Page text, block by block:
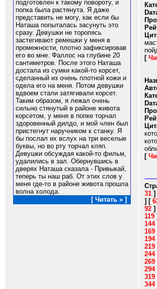
подготовлен к такому повороту, и
попка была растянута. Я даже
представить не могу, как если бы
Наташа попыталась засунуть это
сразу. Девушки не торопясь
застегивают ремешки у меня в
промежности, плотно зафиксировав
его во мне. Фаллос на глубине 20
сантиметров. После этого Наташа
достала из сумки какой-то корсет,
сделанный из очень плотной кожи и
одела его на меня. Потом девушки
вдвоем стали затягивали корсет.
Таким образом, я лежал очень
сильно стянутый в районе живота
корсетом, у меня в попке торчал
здоровенный дилдо, и мой член был
пристегнут наручником к станку. Я
бы послал их вслух на три веселые
буквы, но во рту торчал кляп.
Девушки обсуждая какой-то фильм,
удалились в зал. Обернувшись в
дверях Наташа сказала - Привыкай,
теперь ты наш раб. От этих слов у
меня где-то в районе живота прошла
волна холода.
[ Читать » ]
[
[
31 ]
] [
92 ]
119 ]
144
169
194
219
244
269
294
319
344